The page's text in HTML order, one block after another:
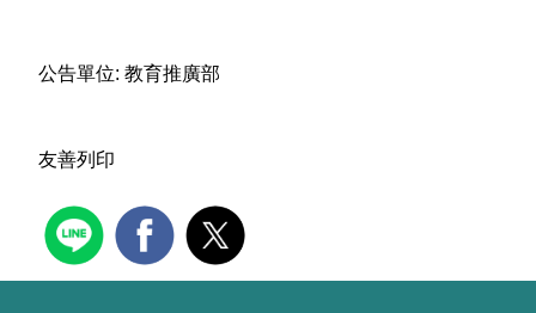
公告單位: 教育推廣部
友善列印